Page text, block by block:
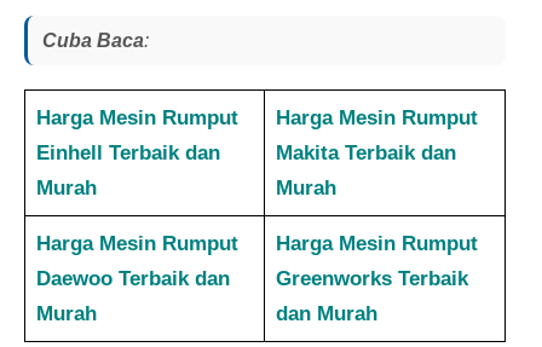
Cuba Baca:
Harga Mesin Rumput
Einhell Terbaik dan
Murah
Harga Mesin Rumput
Makita Terbaik dan
Murah
Harga Mesin Rumput
Daewoo Terbaik dan
Murah
Harga Mesin Rumput
Greenworks Terbaik
dan Murah